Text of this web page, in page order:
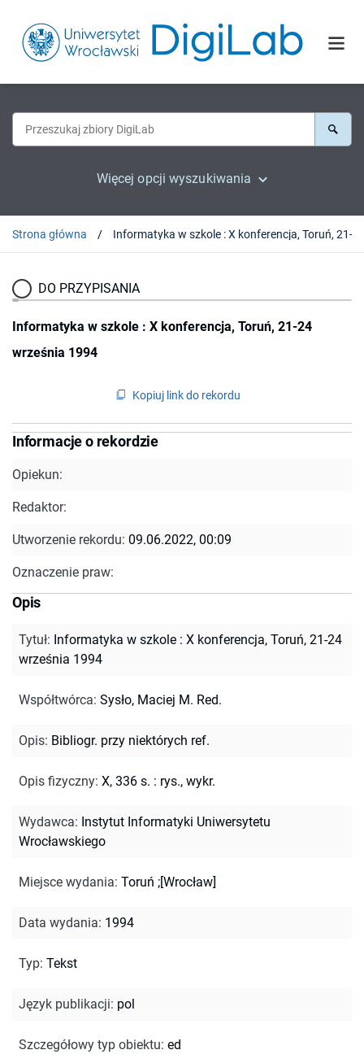
Więcej opcji wyszukiwania
Strona główna
DO PRZYPISANIA
Informatyka w szkole : X konferencja, Toruń, 21-24
września 1994
Kopiuj link do rekordu
Informacje o rekordzie
Opiekun:
Redaktor:
Utworzenie rekordu: 09.06.2022, 00:09
Oznaczenie praw:
Opis
Tytuł: Informatyka w szkole : X konferencja, Toruń, 21-24
września 1994
Współtwórca: Sysło, Maciej M. Red.
Opis: Bibliogr. przy niektórych ref.
Opis fizyczny: X, 336 s. : rys., wykr.
Wydawca: Instytut Informatyki Uniwersytetu
Wrocławskiego
Miejsce wydania: Toruń ;[Wrocław]
Data wydania: 1994
Typ: Tekst
Język publikacji: pol
Szczegółowy typ obiektu: ed